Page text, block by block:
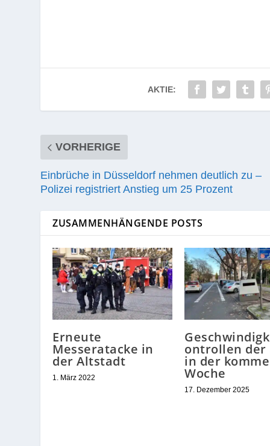
AKTIE:
VORHERIGE
Einbrüche in Düsseldorf nehmen deutlich zu –
Polizei registriert Anstieg um 25 Prozent
ZUSAMMENHÄNGENDE POSTS
Erneute
Messeratacke in
der Altstadt
1. März 2022
ontrollen der
in der
Woche
17. Dezember 2025